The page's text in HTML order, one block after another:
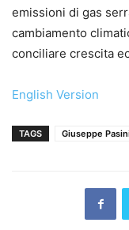
emissioni di gas
cambiamento
conciliare crescita
English Version
TAGS Giuseppe